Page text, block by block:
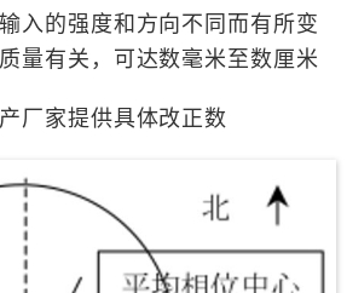
入的强度和方向不同而有所变
量有关，可达数毫米至数厘米
厂家提供具体改正数